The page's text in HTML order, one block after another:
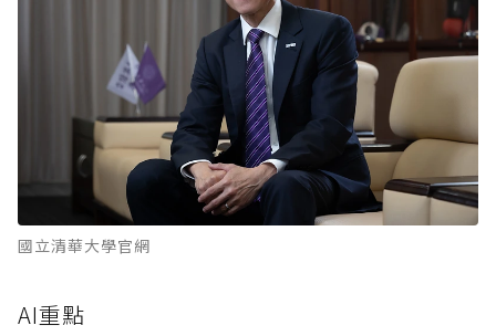
國立清華大學官網
AI重點